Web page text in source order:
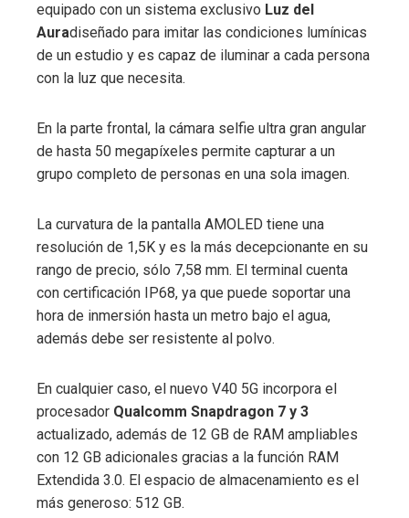
equipado con un sistema exclusivo Luz del
Auradiseñado para imitar las condiciones lumínicas
de un estudio y es capaz de iluminar a cada persona
con la luz que necesita.
En la parte frontal, la cámara selfie ultra gran angular
de hasta 50 megapíxeles permite capturar a un
grupo completo de personas en una sola imagen.
La curvatura de la pantalla AMOLED tiene una
resolución de 1,5K y es la más decepcionante en su
rango de precio, sólo 7,58 mm. El terminal cuenta
con certificación IP68, ya que puede soportar una
hora de inmersión hasta un metro bajo el agua,
además debe ser resistente al polvo.
En cualquier caso, el nuevo V40 5G incorpora el
procesador Qualcomm Snapdragon 7 y 3
actualizado, además de 12 GB de RAM ampliables
con 12 GB adicionales gracias a la función RAM
Extendida 3.0. El espacio de almacenamiento es el
más generoso: 512 GB.